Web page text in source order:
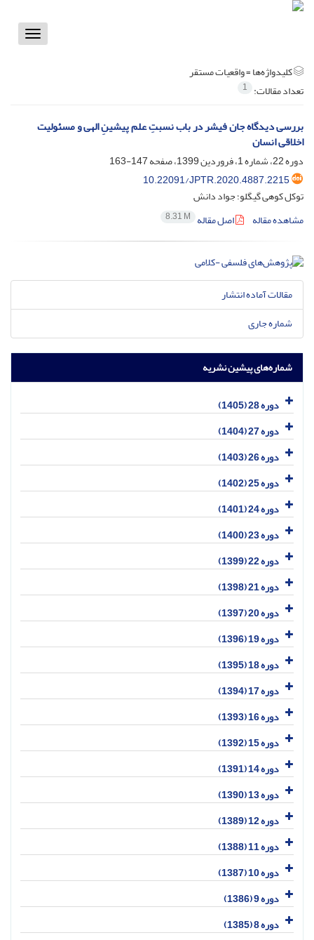
Toggle
کلیدواژه‌ها =واقعیات مستقر‌‌
تعداد مقالات: 1
بررسی دیدگاه جان فیشر در باب نسبتِ علم پیشینِ الهی و مسئولیت
اخلاقی انسان
دوره 22، شماره 1، فروردین 1399، صفحه
147-163
10.22091/JPTR.2020.4887.2215
توکل کوهی گیگلو؛ جواد دانش
مشاهده مقاله
اصل مقاله 8.31 M
مقالات آماده انتشار
شماره جاری
شماره‌های پیشین نشریه
دوره 28 (1405)
دوره 27 (1404)
دوره 26 (1403)
دوره 25 (1402)
دوره 24 (1401)
دوره 23 (1400)
دوره 22 (1399)
دوره 21 (1398)
دوره 20 (1397)
دوره 19 (1396)
دوره 18 (1395)
دوره 17 (1394)
دوره 16 (1393)
دوره 15 (1392)
دوره 14 (1391)
دوره 13 (1390)
دوره 12 (1389)
دوره 11 (1388)
دوره 10 (1387)
دوره 9 (1386)
دوره 8 (1385)